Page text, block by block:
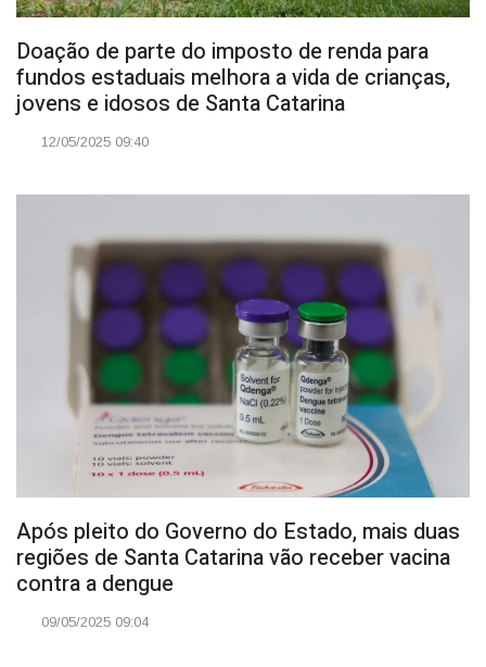
Doação de parte do imposto de renda para
fundos estaduais melhora a vida de crianças,
jovens e idosos de Santa Catarina
12/05/2025 09:40
Após pleito do Governo do Estado, mais duas
regiões de Santa Catarina vão receber vacina
contra a dengue
09/05/2025 09:04